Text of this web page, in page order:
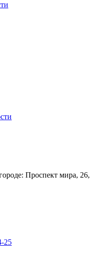
Проспект мира, 26,
25